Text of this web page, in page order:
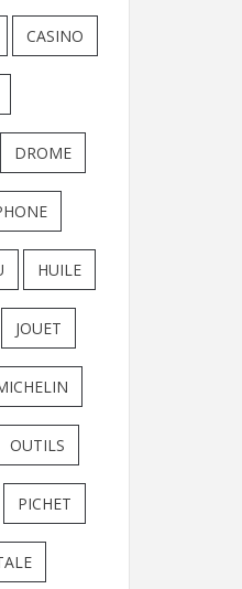
CASINO
DROME
HUILE
JOUET
OUTILS
PICHET